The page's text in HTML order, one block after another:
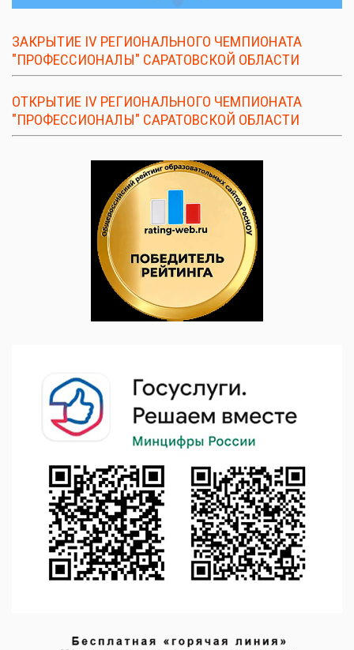
ЗАКРЫТИЕ IV РЕГИОНАЛЬНОГО ЧЕМПИОНАТА
"ПРОФЕССИОНАЛЫ" САРАТОВСКОЙ ОБЛАСТИ
ОТКРЫТИЕ IV РЕГИОНАЛЬНОГО ЧЕМПИОНАТА
"ПРОФЕССИОНАЛЫ" САРАТОВСКОЙ ОБЛАСТИ